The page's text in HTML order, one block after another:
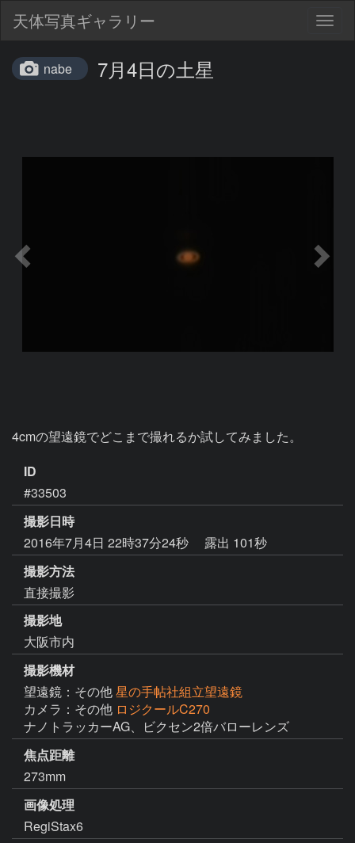
天体写真ギャラリー
nabe 7月4日の土星
4cmの望遠鏡でどこまで撮れるか試してみました。
ID
#33503
撮影日時
2016年7月4日 22時37分24秒
露出 101秒
撮影方法
直接撮影
撮影地
大阪市内
撮影機材
望遠鏡：その他星の手帖社組立望遠鏡
カメラ：その他 ロジクールC270
ナノトラッカーAG、ビクセン2倍バローレンズ
焦点距離
273mm
画像処理
RegiStax6